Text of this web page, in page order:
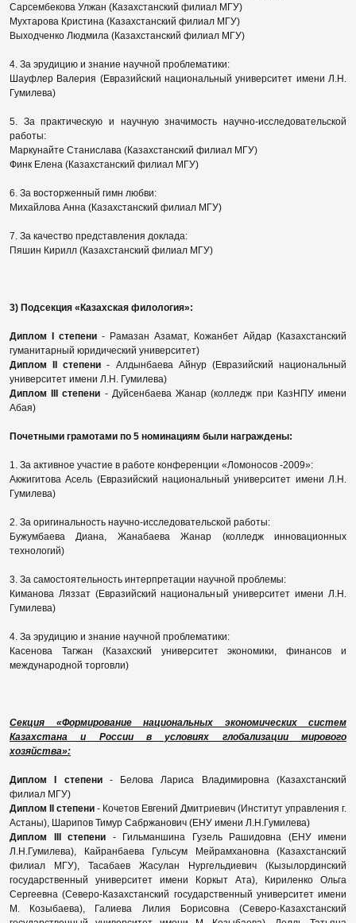
Сарсембекова Улжан (Казахстанский филиал МГУ)
Мухтарова Кристина (Казахстанский филиал МГУ)
Выходченко Людмила (Казахстанский филиал МГУ)
4. За эрудицию и знание научной проблематики:
Шауфлер Валерия (Евразийский национальный университет имени Л.Н.
Гумилева)
5. За практическую и научную значимость научно-исследовательской
работы:
Маркунайте Станислава (Казахстанский филиал МГУ)
Финк Елена (Казахстанский филиал МГУ)
6. За восторженный гимн любви:
Михайлова Анна (Казахстанский филиал МГУ)
7. За качество представления доклада:
Пяшин Кирилл (Казахстанский филиал МГУ)
3) Подсекция «Казахская филология»:
Диплом I степени - Рамазан Азамат, Кожанбет Айдар (Казахстанский
гуманитарный юридический университет)
Диплом II степени - Алдынбаева Айнур (Евразийский национальный
университет имени Л.Н. Гумилева)
Диплом III степени - Дуйсенбаева Жанар (колледж при КазНПУ имени
Абая)
Почетными грамотами по 5 номинациям были награждены:
1. За активное участие в работе конференции «Ломоносов -2009»:
Акжигитова Асель (Евразийский национальный университет имени Л.Н.
Гумилева)
2. За оригинальность научно-исследовательской работы:
Бужумбаева Диана, Жанабаева Жанар (колледж инновационных
технологий)
3. За самостоятельность интерпретации научной проблемы:
Киманова Ляззат (Евразийский национальный университет имени Л.Н.
Гумилева)
4. За эрудицию и знание научной проблематики:
Касенова Тагжан (Казахский университет экономики, финансов и
международной торговли)
Секция «Формирование национальных экономических систем
Казахстана и России в условиях глобализации мирового
хозяйства»:
Диплом I степени- Белова Лариса Владимировна (Казахстанский
филиал МГУ)
Диплом II степени - Кочетов Евгений Дмитриевич (Институт управления г.
Астаны), Шарипов Тимур Сабржанович (ЕНУ имени Л.Н.Гумилева)
Диплом III степени - Гильманшина Гузель Рашидовна (ЕНУ имени
Л.Н.Гумилева), Кайранбаева Гульсум Мейрамхановна (Казахстанский
филиал МГУ), Тасабаев Жасулан Нургельдиевич (Кызылординский
государственный университет имени Коркыт Ата), Кириленко Ольга
Сергеевна (Северо-Казахстанский государственный университет имени
М. Козыбаева), Галиева Лилия Борисовна (Северо-Казахстанский